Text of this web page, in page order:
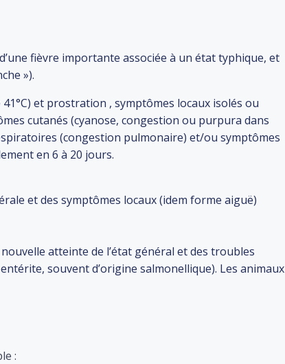
fièvre importante associée à un état typhique, et
»).
et prostration , symptômes locaux isolés ou
cutanés (cyanose, congestion ou purpura dans
(congestion pulmonaire) et/ou symptômes
en 6 à 20 jours.
et des symptômes locaux (idem forme aiguë)
atteinte de l’état général et des troubles
souvent d’origine salmonellique). Les animaux
: